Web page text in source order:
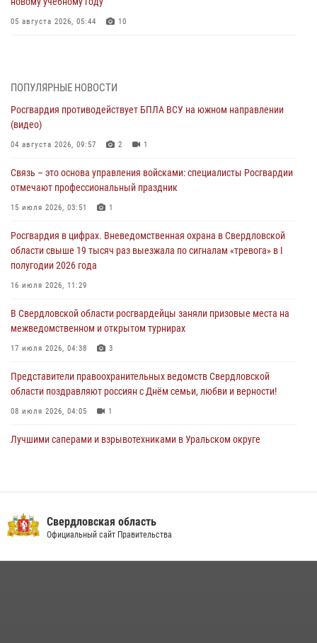
05 августа 2026, 05:44 10
04 августа 2026, 09:57 2
Росгвардия приняла участие в обеспечении безопасности Дня
города в Екатеринбурге
03 августа 2026, 07:43 3
Росгвардия приняла участие в межведомственном
антитеррористическом учении в Свердловской области
31 июля 2026, 12:27 1
Росгвардия обеспечивает безопасность граждан на южном
направлении
31 июля 2026, 06:56
рассказал об итогах работы подразделения в эфире телекомпании
«Телекон»
30 июля 2026, 11:33 1
ПОПУЛЯРНЫЕ НОВОСТИ
Росгвардия противодействует БПЛА ВСУ на южном направлении
(видео)
04 августа 2026, 09:57 2 1
Связь – это основа управления войсками: специалисты Росгвардии
отмечают профессиональный праздник
15 июля 2026, 03:51 1
Росгвардия в цифрах. Вневедомственная охрана в Свердловской
области свыше 19 тысяч раз выезжала по сигналам «тревога» в I
полугодии 2026 года
16 июля 2026, 11:29
В Свердловской области росгвардейцы заняли призовые места на
межведомственном и открытом турнирах
17 июля 2026, 04:38 3
Представители правоохранительных ведомств Свердловской
области поздравляют россиян с Днём семьи, любви и верности!
08 июля 2026, 04:05 1
Лучшими саперами и взрывотехниками в Уральском округе
Всероссийского чемпионата Росгвардии по боксу
08 июля 2026, 12:02 5
Свердловская область
Официальный сайт Правительства